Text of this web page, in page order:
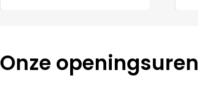
Onze openingsuren